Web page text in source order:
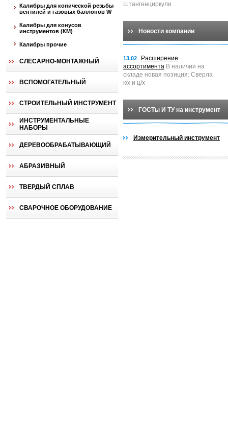
Калибры для конической резьбы
вентилей и газовых баллонов W
Калибры для конусов
инструментов (КМ)
Калибры прочие
СЛЕСАРНО-МОНТАЖНЫЙ
ВСПОМОГАТЕЛЬНЫЙ
СТРОИТЕЛЬНЫЙ ИНСТРУМЕНТ
ИНСТРУМЕНТАЛЬНЫЕ
НАБОРЫ
ДЕРЕВООБРАБАТЫВАЮЩИЙ
АБРАЗИВНЫЙ
ТВЕРДЫЙ СПЛАВ
СВАРОЧНОЕ ОБОРУДОВАНИЕ
Штангенциркули
Новости компании
13.02
Расширение
ассортимента В наличии на
складе новая позиция: Сверла
к/х и ц/х
ГОСТы И ТУ на инструмент
Измерительный инструмент